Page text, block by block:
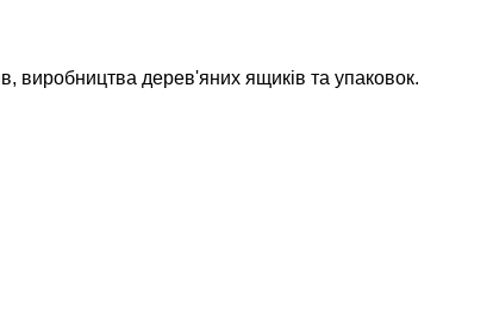
виробництва дерев'яних ящиків та упаковок.